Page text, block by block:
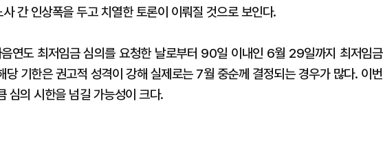
간 인상폭을 두고 치열한 토론이 이뤄질 것으로 보인다.
연도 최저임금 심의를 요청한 날로부터 90일 이내인 6월 29일까지 최저임금
당 기한은 권고적 성격이 강해 실제로는 7월 중순께 결정되는 경우가 많다. 이번
심의 시한을 넘길 가능성이 크다.